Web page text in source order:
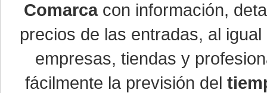
Comarcacon información,
precios de las entradas, al
empresas, tiendas y
fácilmente la previsión del